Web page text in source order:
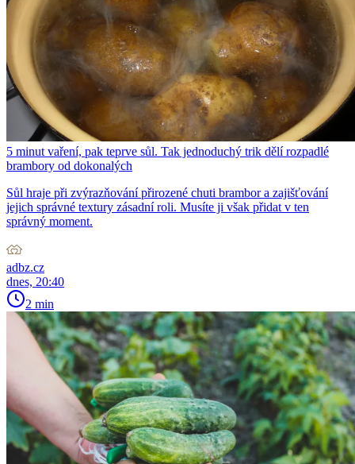
5 minut vaření, pak teprve sůl. Tak jednoduchý trik dělí rozpadlé
brambory od dokonalých
Sůl hraje při zvýrazňování přirozené chuti brambor a zajišťování
jejich správné textury zásadní roli. Musíte ji však přidat v ten
správný moment.
adbz.cz
dnes, 20:40
2 min